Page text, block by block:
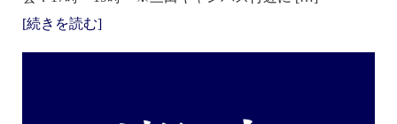
[続きを読む]